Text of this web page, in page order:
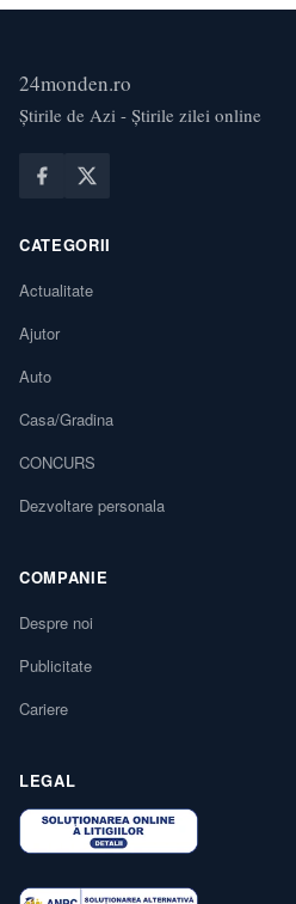
24monden.ro
Știrile de Azi - Știrile zilei online
CATEGORII
Actualitate
Ajutor
Auto
Casa/Gradina
CONCURS
Dezvoltare personala
COMPANIE
Despre noi
Publicitate
Cariere
LEGAL